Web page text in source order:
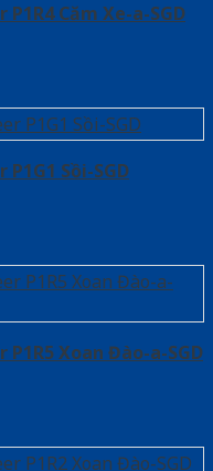
P1R4 Căm Xe-a-SGD
P1G1 Sồi-SGD
P1R5 Xoan Đào-a-SGD